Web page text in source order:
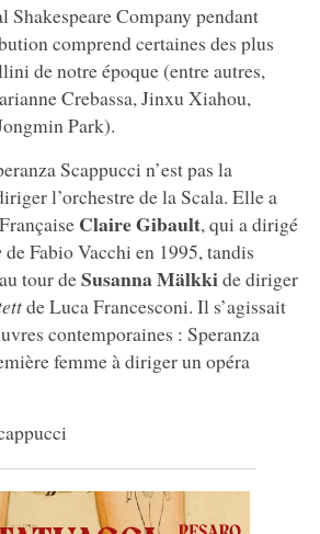
Shakespeare Company pendant
comprend certaines des plus
de notre époque (entre autres,
Crebassa, Jinxu Xiahou,
Park).
Scappucci n’est pas la
l’orchestre de la Scala. Elle a
Claire Gibault, qui a dirigé
de Fabio Vacchi en 1995, tandis
tour deSusanna Mälkkide diriger
de Luca Francesconi. Il s’agissait
contemporaines : Speranza
femme à diriger un opéra